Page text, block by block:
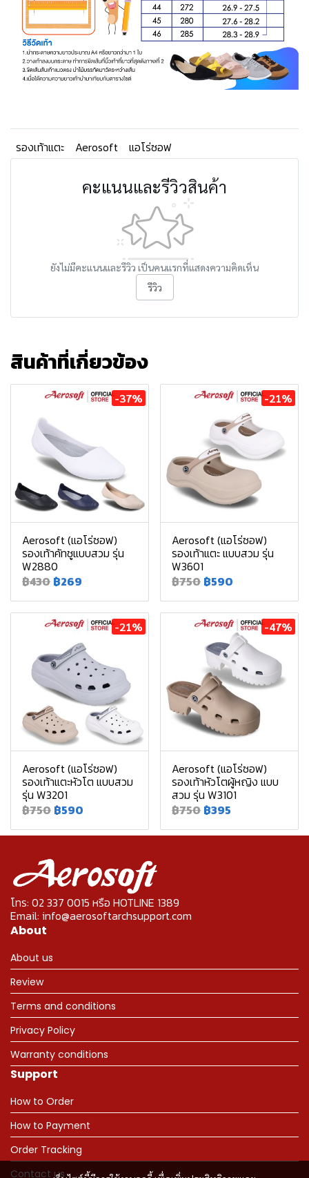
รองเท้าแตะ Aerosoft แอโร่ซอฟ
คะแนนและรีวิวสินค้า
ยังไม่มีคะแนนและรีวิว เป็นคนแรกที่แสดงความคิดเห็น
รีวิว
สินค้าที่เกี่ยวข้อง
-37%
Aerosoft (แอโร่ซอฟ)
รองเท้าคัทชูแบบสวม รุ่น
W2880
฿430 ฿269
-21%
Aerosoft (แอโร่ซอฟ)
รองเท้าแตะ แบบสวม รุ่น
W3601
฿750 ฿590
-21%
Aerosoft (แอโร่ซอฟ)
รองเท้าแตะหัวโต แบบสวม
รุ่น W3201
฿750 ฿590
-47%
Aerosoft (แอโร่ซอฟ)
รองเท้าหัวโตผู้หญิง แบบ
สวม รุ่น W3101
฿750 ฿395
โทร: 02 337 0015 หรือ HOTLINE 1389
Email: info@aerosoftarchsupport.com
About
About us
Review
Terms and conditions
Privacy Policy
Warranty conditions
Support
How to Order
How to Payment
Order Tracking
Contact us